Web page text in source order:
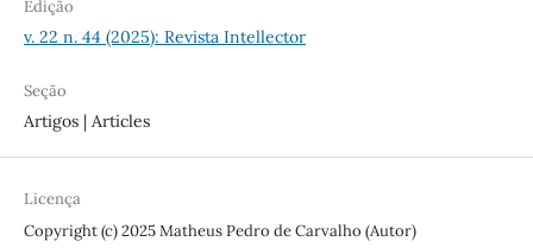
Edição
v. 22 n. 44 (2025): Revista Intellector
Seção
Artigos | Articles
Licença
Copyright (c) 2025 Matheus Pedro de Carvalho (Autor)